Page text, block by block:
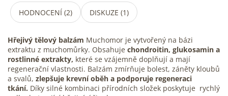
HODNOCENÍ (2) DISKUZE (1)
Hřejivý tělový balzám Muchomor je vytvořený na bázi
extraktu z muchomůrky. Obsahuje chondroitin, glukosamin a
rostlinné extrakty, které se vzájemně doplňují a mají
regenerační vlastnosti. Balzám zmírňuje bolest, záněty kloubů
a svalů, zlepšuje krevní oběh a podporuje regeneraci
tkání. Díky silné kombinaci přírodních složek poskytuje rychlý